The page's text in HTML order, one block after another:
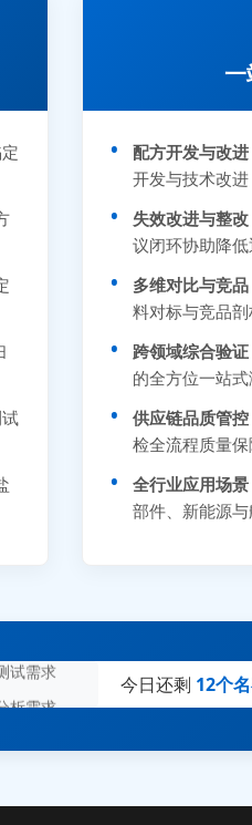
配方开发与改进
开发与技术改进
失效改进与整改
议闭环协助降
多维对比与竞品
料对标与竞品
跨领域综合验证
的全方位一站
供应链品质管控
检全流程质量
全行业应用场景
部件、新能源
需求
试需求
今日还剩 12个